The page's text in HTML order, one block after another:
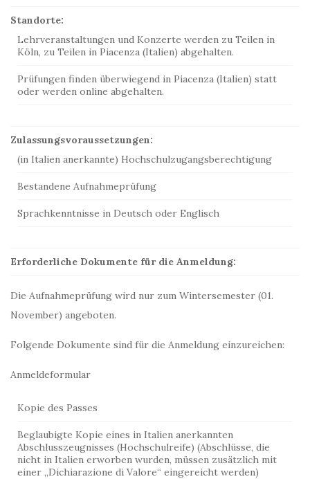
Standorte:
Lehrveranstaltungen und Konzerte werden zu Teilen in
Köln, zu Teilen in Piacenza (Italien) abgehalten.
Prüfungen finden überwiegend in Piacenza (Italien) statt
oder werden online abgehalten.
Zulassungsvoraussetzungen:
(in Italien anerkannte) Hochschulzugangsberechtigung
Bestandene Aufnahmeprüfung
Sprachkenntnisse in Deutsch oder Englisch
Erforderliche Dokumente für die Anmeldung:
Die Aufnahmeprüfung wird nur zum Wintersemester (01.
November) angeboten.
Folgende Dokumente sind für die Anmeldung einzureichen:
Anmeldeformular
Kopie des Passes
Beglaubigte Kopie eines in Italien anerkannten
Abschlusszeugnisses (Hochschulreife) (Abschlüsse, die
nicht in Italien erworben wurden, müssen zusätzlich mit
einer „Dichiarazione di Valore“ eingereicht werden)